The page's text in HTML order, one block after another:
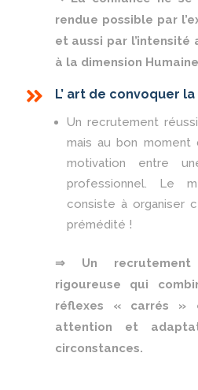
rendue possible par
et aussi par l’intensité
à la dimension
 L’ art de convoquer
Un recrutement réussi
mais au bon moment
motivation entre
professionnel. Le
consiste à organiser
prémédité !
⇒ Un
rigoureuse qui
réflexes « carrés »
attention et
circonstances.